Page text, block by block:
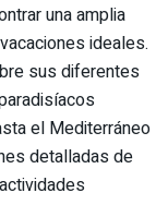
una amplia
ideales.
sus diferentes
el Mediterráneo
detalladas de